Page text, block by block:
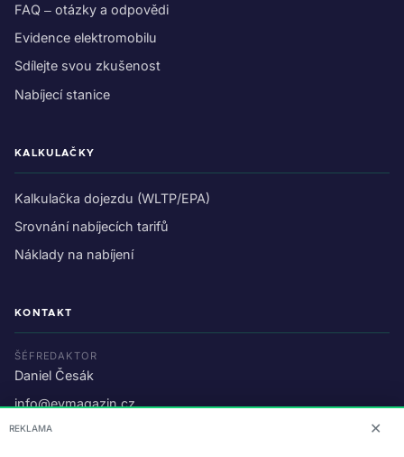
FAQ – otázky a odpovědi
Evidence elektromobilu
Sdílejte svou zkušenost
Nabíjecí stanice
KALKULAČKY
Kalkulačka dojezdu (WLTP/EPA)
Srovnání nabíjecích tarifů
Náklady na nabíjení
KONTAKT
ŠÉFREDAKTOR
Daniel Česák
info@evmagazin.cz
O nás
REKLAMA ✕